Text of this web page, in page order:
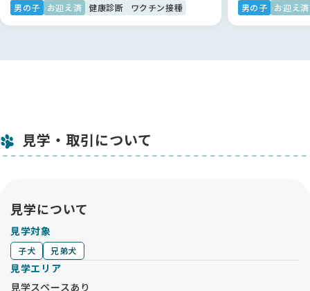
男の子 お迎え済 健康診断 ワクチン接種 男の子 お迎え済
見学・取引について
見学について
見学対象
子犬 兄弟犬
見学エリア
見学スペースあり